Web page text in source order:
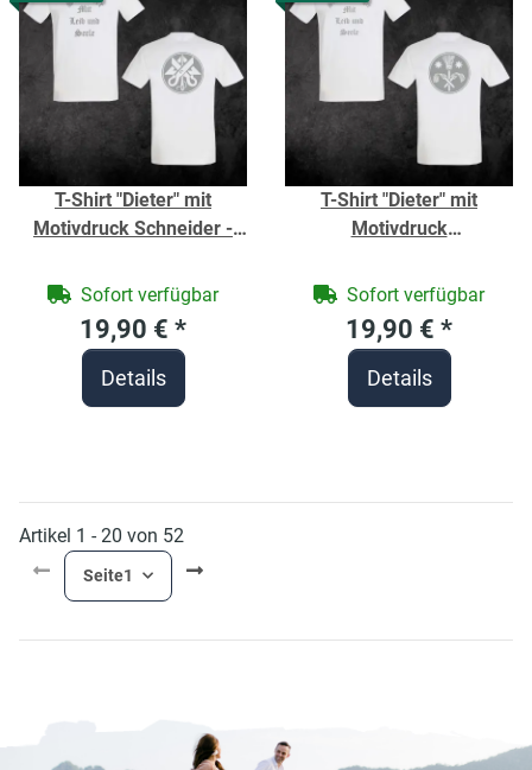
T-Shirt "Dieter" mit
Motivdruck Schneider -
Handwerker -
Sofort verfügbar
19,90 € *
Details
T-Shirt "Dieter" mit
Motivdruck
Shirt für Handwerker -
Sofort verfügbar
19,90 € *
Details
Artikel 1 - 20 von 52
Seite1